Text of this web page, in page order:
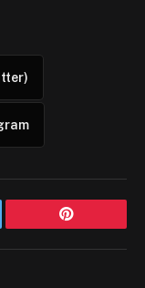
Pinterest